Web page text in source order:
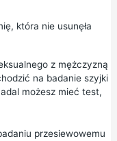
która nie usunęła
z mężczyzną
na badanie szyjki
możesz mieć test,
przesiewowemu